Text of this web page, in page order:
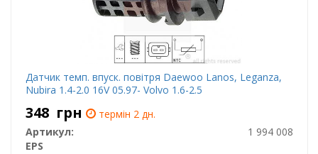
Датчик темп. впуск. повітря Daewoo Lanos, Leganza,
Nubira 1.4-2.0 16V 05.97- Volvo 1.6-2.5
348 грн
термін 2 дн.
Артикул:
1 994 008
EPS